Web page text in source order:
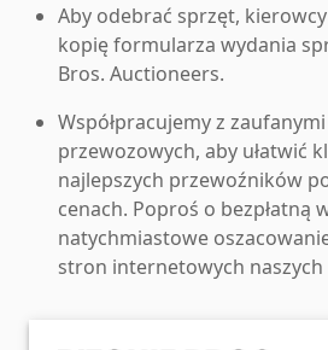
Aby odebrać sprzęt,
kopię formularza wydania
Bros. Auctioneers.
Współpracujemy z
przewozowych, aby ułatwić
najlepszych przewoźników
cenach. Poproś o bezpłatną
natychmiastowe
stron internetowych